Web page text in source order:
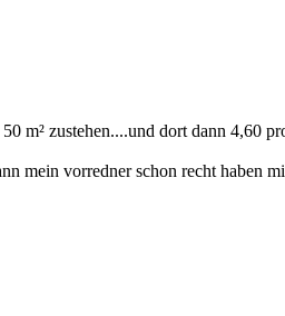
m² zustehen....und dort dann 4,60
mein vorredner schon recht haben